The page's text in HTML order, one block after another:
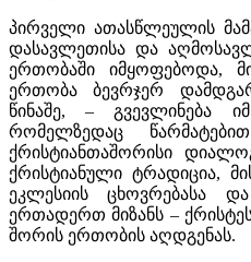
პირველი ათასწლეულის
დასავლეთისა და
ერთობაში იმყოფებოდა,
ერთობა ბევრჯერ
წინაშე, – გვევლინება
რომელზედაც
ქრისტიანთაშორისი
ქრისტიანული ტრადიცია,
ეკლესიის ცხოვრებასა და
ერთადერთ მიზანს –
შორის ერთობის აღდგენას.